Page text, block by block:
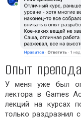
Опыт
У меня уже был
лектора в Games
лекций на курсах
только раздразнил